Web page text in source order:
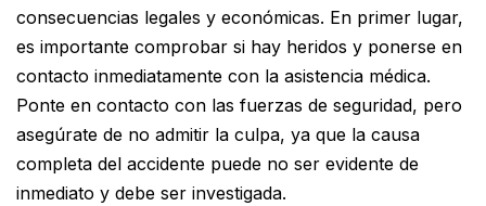
consecuencias legales y económicas. En primer lugar,
es importante comprobar si hay heridos y ponerse en
contacto inmediatamente con la asistencia médica.
Ponte en contacto con las fuerzas de seguridad, pero
asegúrate de no admitir la culpa, ya que la causa
completa del accidente puede no ser evidente de
inmediato y debe ser investigada.